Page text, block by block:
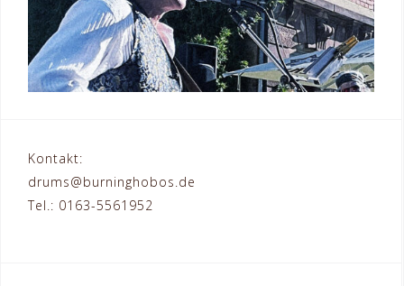
Kontakt:
drums@burninghobos.de
Tel.: 0163-5561952